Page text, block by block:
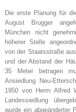
Die erste Planung für
August Brugger
München nicht
höherer Stelle
von der Staatsstraße
und der Abstand der
35 Meter betragen
Ansiedlung Neu-
1950 von Herrn Alfred
Landessiedlung
wurde ein abgeänderter